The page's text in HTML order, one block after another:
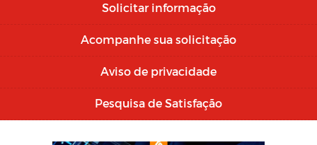
Solicitar informação
Acompanhe sua solicitação
Aviso de privacidade
Pesquisa de Satisfação